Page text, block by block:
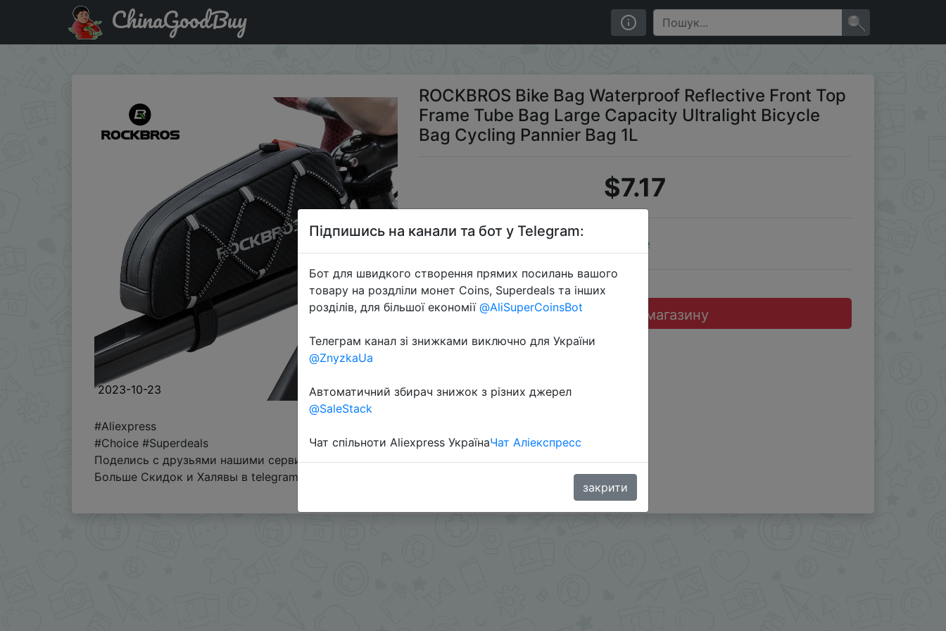
Придбати ROCKBROS Bike Bag Waterproof Reflective Front Top Frame Tube Bag Large Capacity Ultralight Bicycle Bag Cycling Pannier Bag 1L
ChinaGoodBuy
2023-10-23
ROCKBROS Bike Bag Waterproof Reflective Front Top
Frame Tube Bag Large Capacity Ultralight Bicycle
Bag Cycling Pannier Bag 1L
$7.17
Sale
Перейти до магазину
#Aliexpress
#Choice #Superdeals
Поделись с друзьями нашими сервисами - @Skidkovozik
Больше Скидок и Халявы в telegram
Підпишись на канали та бот у Telegram:
Бот для швидкого створення прямих посилань вашого
товару на роздліли монет Coins, Superdeals та інших
розділів, для більшої економії @AliSuperCoinsBot
Телеграм канал зі знижками виключно для України
@ZnyzkaUa
Автоматичний збирач знижок з різних джерел
@SaleStack
Чат спільноти Aliexpress УкраїнаЧат Аліекспресс
закрити